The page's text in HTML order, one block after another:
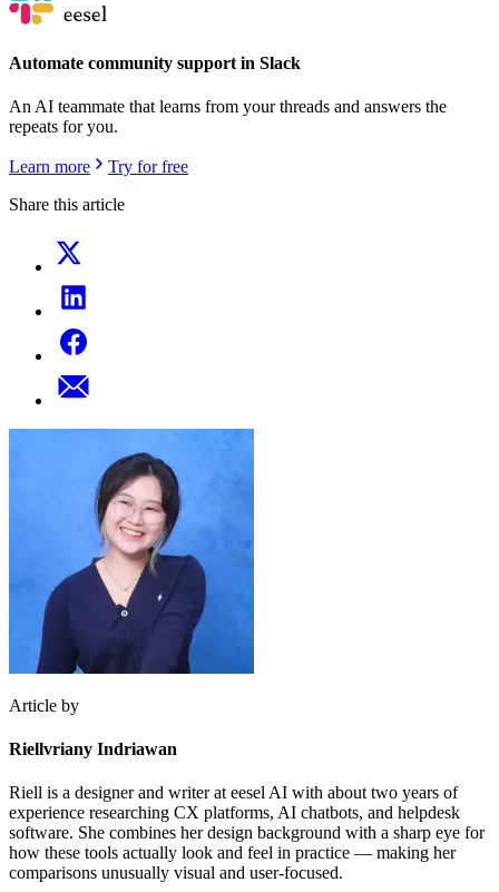
Automate community support in Slack
An AI teammate that learns from your threads and answers the
repeats for you.
Learn more
Try for free
Share this article
Article by
Riellvriany Indriawan
Riell is a designer and writer at eesel AI with about two years of
experience researching CX platforms, AI chatbots, and helpdesk
software. She combines her design background with a sharp eye for
how these tools actually look and feel in practice — making her
comparisons unusually visual and user-focused.